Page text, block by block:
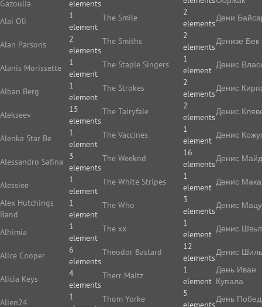
Gazoulia
elements
Alai Oli
1
element
Alan Parsons
2
elements
Alanis Morissette
1
element
Alban Berg
1
element
Alekseev
15
elements
Alenka Star Be
1
element
Alessandro Safína
3
elements
Alessiee
1
element
Alex Hutchings
Band
1
element
Alhimia
1
element
Alice Cooper
6
elements
Alicia Keys
4
elements
Alien24
1
The Smile
2
elements
The Smiths
2
elements
The Staple Singers
1
element
The Strokes
2
elements
The Tairyfale
2
elements
The Vaccines
1
element
The Weeknd
16
elements
The White Stripes
1
element
The Who
3
elements
The xx
1
element
Theodor Bastard
12
elements
Therr Maitz
1
element
Thom Yorke
5
elements
Дени
Денизе Бек
Денис
Денис
Денис
Денис
Денис
Денис
Денис
Денис
Денис
День Иван
Купала
День